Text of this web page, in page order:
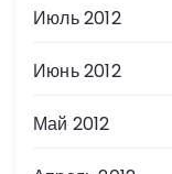
Июль 2012
Июнь 2012
Май 2012